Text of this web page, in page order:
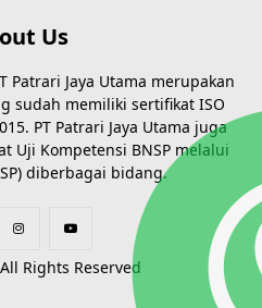
Us
Patrari Jaya Utama merupakan
sudah memiliki sertifikat ISO
PT Patrari Jaya Utama juga
Uji Kompetensi BNSP melalui
diberbagai bidang.
Rights Reserved